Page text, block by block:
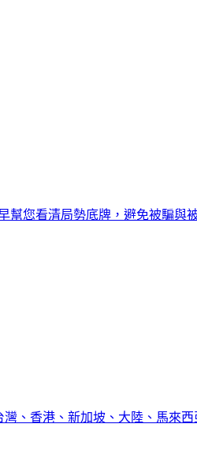
您看清局勢底牌，避免被騙與
、香港、新加坡、大陸、馬來